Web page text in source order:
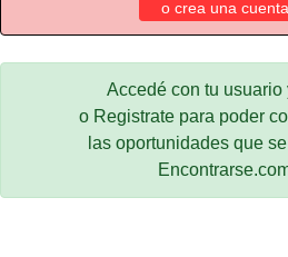
o crea una
Accedé con tu usuario
o Registrate para poder
las oportunidades que